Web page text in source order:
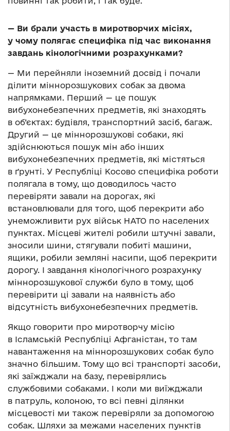
— Ви брали участь в миротворчих місіях,
у чому полягає специфіка під час виконання
завдань кінологічними розрахунками?
— Ми перейняли іноземний досвід і почали
ділити міннорозшукових собак за двома
напрямками. Перший — це пошук
вибухонебезпечних предметів, які знаходять
в об’єктах: будівля, транспортний засіб, багаж.
Другий — це міннорозшукові собаки, які
здійснюються пошук мін або інших
вибухонебезпечних предметів, які містяться
в ґрунті. У Республіці Косово специфіка роботи
полягала в тому, що доводилось часто
перевіряти завали на дорогах, які
встановлювали для того, щоб перекрити або
унеможливити рух військ НАТО по населених
пунктах. Місцеві жителі робили штучні завали,
зносили шини, стягували побиті машини,
ящики, робили земляні насипи, щоб перекрити
дорогу. І завдання кінологічного розрахунку
міннорозшукової служби було в тому, щоб
перевірити ці завали на наявність або
відсутність вибухонебезпечних предметів.
Якщо говорити про миротворчу місію
в Ісламській Республіці Афганістан, то там
навантаження на міннорозшукових собак було
значно більшим. Тому що всі транспорті засоби,
які заїжджали на базу, перевірялись
службовими собаками. І коли ми виїжджали
в патруль, колоною, то всі певні ділянки
місцевості ми також перевіряли за допомогою
собак. Шляхи за межами населених пунктів